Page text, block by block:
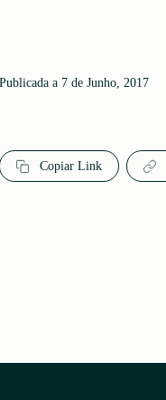
Publicada a 7 de Junho, 2017
Copiar Link